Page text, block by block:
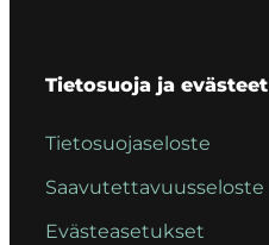
Tietosuoja ja evästeet
Tietosuojaseloste
Saavutettavuusseloste
Evästeasetukset